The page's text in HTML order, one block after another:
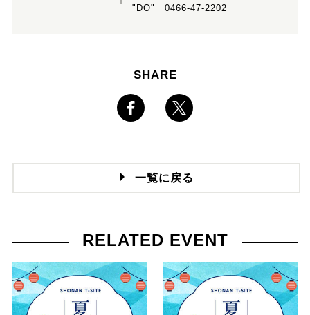
"DO" 0466-47-2202
SHARE
一覧に戻る
RELATED EVENT